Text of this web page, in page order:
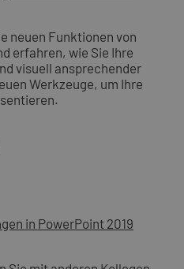
neuen Funktionen von
erfahren, wie Sie Ihre
visuell ansprechender
Werkzeuge, um Ihre
in PowerPoint 2019